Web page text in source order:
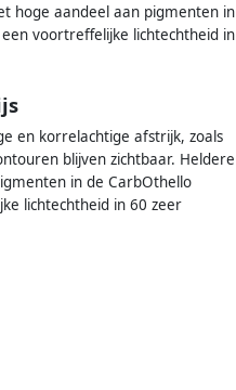
hoge aandeel aan pigmenten in
voortreffelijke lichtechtheid in
en korrelachtige afstrijk, zoals
blijven zichtbaar. Heldere
in de CarbOthello
lichtechtheid in 60 zeer